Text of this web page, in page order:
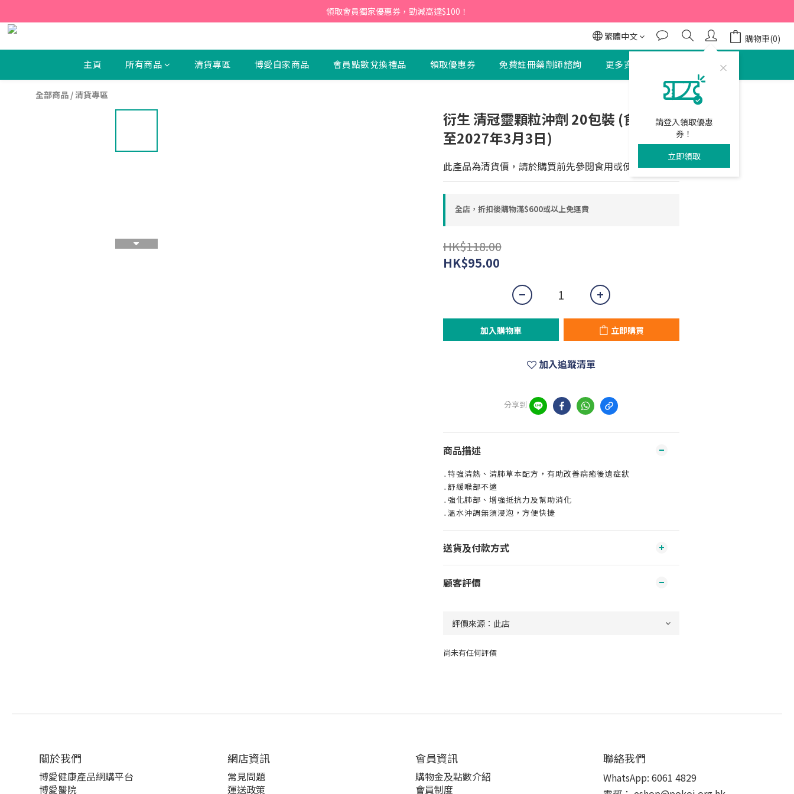
【新會員】即日起至2026月12月31日，首次下單輸入優惠碼「NEW95」即可享95折
領取會員獨家優惠券，勁減高達$100！
繁體中文
請登入領取優惠
券！
立即領取
購物車(0)
主頁 所有商品 清貨專區 博愛自家商品 會員點數兌換禮品 領取優惠券 免費註冊藥劑師諮詢 更多資訊
全部商品 /清貨專區
衍生 清冠靈顆粒沖劑 20包裝 (食用期限
至2027年3月3日)
此產品為清貨價，請於購買前先參閱食用或使用期限
全店，折扣後購物滿$600或以上免運費
HK$118.00
HK$95.00
加入購物車 立即購買
加入追蹤清單
分享到
商品描述
․特強清熱、清肺草本配方，有助改善病癒後遺症狀
․舒緩喉部不適
․強化肺部、增強抵抗力及幫助消化
․溫水沖調無須浸泡，方便快捷
送貨及付款方式
顧客評價
尚未有任何評價
立即購買
關於我們‎
博愛健康產品網購平台
博愛醫院
網店資訊
常見問題
運送政策
會員資訊
購物金及點數介紹
會員制度
聯絡我們
WhatsApp: 6061 4829